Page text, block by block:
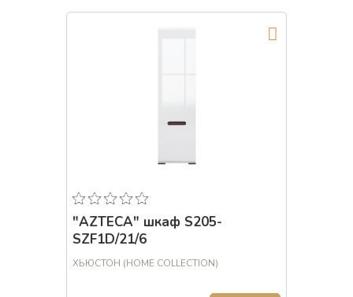
"AZTECA" шкаф S205-
SZF1D/21/6
ХЬЮСТОН (HOME COLLECTION)